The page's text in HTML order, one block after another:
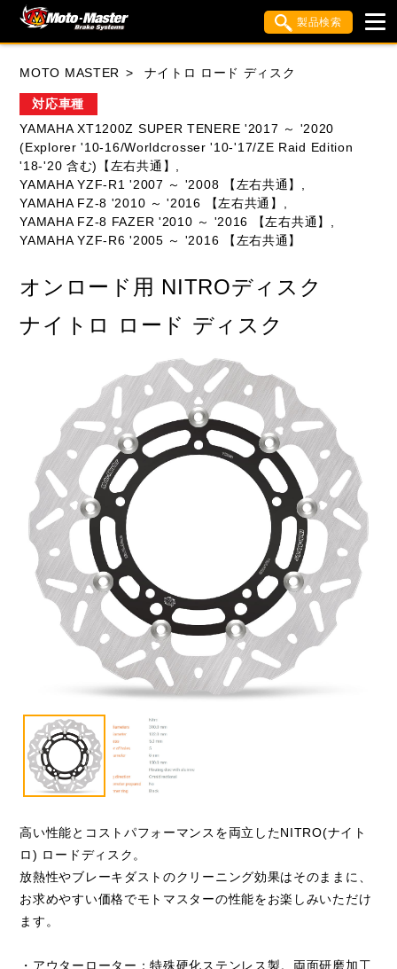
製品検索
HONDA YAMAHA
KAWASAKI APRILIA BIMOTA
DUCATI HUSQVANA KTM
閉じる
MOTO MASTER ナイトロ ロード ディスク
対応車種
YAMAHA XT1200Z SUPER TENERE '2017 ～ '2020
(Explorer '10-16/Worldcrosser '10-'17/ZE Raid Edition
'18-'20 含む)【左右共通】,
YAMAHA YZF-R1 '2007 ～ '2008 【左右共通】,
YAMAHA FZ-8 '2010 ～ '2016 【左右共通】,
YAMAHA FZ-8 FAZER '2010 ～ '2016 【左右共通】,
YAMAHA YZF-R6 '2005 ～ '2016 【左右共通】
オンロード用 NITROディスク
ナイトロ ロード ディスク
高い性能とコストパフォーマンスを両立したNITRO(ナイト
ロ) ロードディスク。
放熱性やブレーキダストのクリーニング効果はそのままに、
お求めやすい価格でモトマスターの性能をお楽しみいただけ
ます。
・アウターローター：特殊硬化ステンレス製。両面研磨加工